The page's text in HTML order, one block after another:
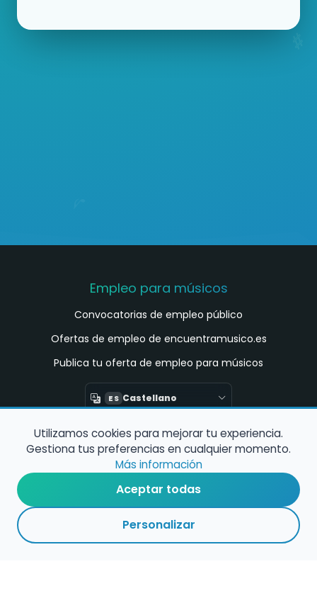
Empleo para músicos
Convocatorias de empleo público
Ofertas de empleo de encuentramusico.es
Publica tu oferta de empleo para músicos
ES Castellano
Encuentra Músico
Buscador de Músicos
Encuentra Pianista Acompañante
Asesoría para músicos y docentes
Utilizamos cookies para mejorar tu experiencia.
Gestiona tus preferencias en cualquier momento.
Más información
Aceptar todas
Personalizar